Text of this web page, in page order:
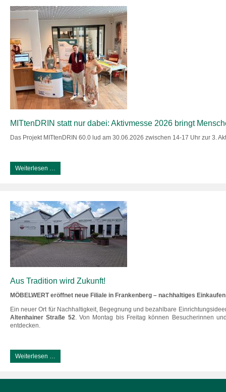
MITtenDRIN statt nur dabei: Aktivmesse 2026 bringt
Das Projekt MITtenDRIN 60.0 lud am 30.06.2026 zwischen 14-17 Uhr zur 3.
Weiterlesen …
Aus Tradition wird Zukunft!
MÖBELWERT eröffnet neue Filiale in Frankenberg – nachhaltiges
Ein neuer Ort für Nachhaltigkeit, Begegnung und bezahlbare
Altenhainer Straße 52. Von Montag bis Freitag können Besucherinnen
entdecken.
Weiterlesen …